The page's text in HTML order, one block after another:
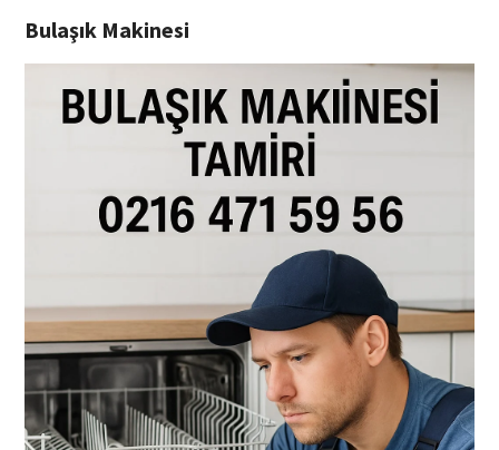
Bulaşık Makinesi